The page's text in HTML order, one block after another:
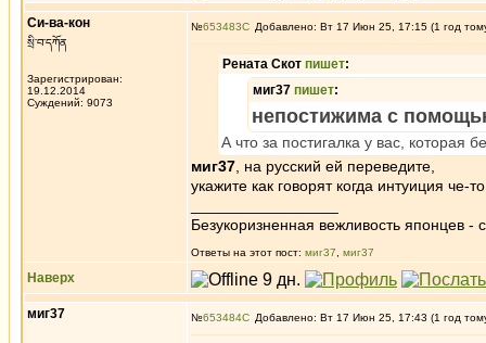
Си-ва-кон
སྲི་བ་དཀོན
Зарегистрирован:
19.12.2014
Суждений: 9073
№653483 Добавлено: Вт 17 Июн 25, 17:15 (1 год
Рената Скот пишет:
миг37 пишет:
непостижима с
А что за постигалка у вас, которая
миг37 , на русский ей переведите,
укажите как говорят когда интуиция
Безукоризненная вежливость японцев -
Ответы на этот пост: миг37 миг37
Наверх
миг37 №653484 Добавлено: Вт 17 Июн 25, 17:43 (1 год